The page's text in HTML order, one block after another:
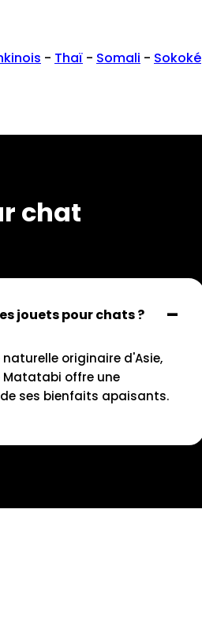
- Thaï - Somali - Sokoké
chat
jouets pour chats ?
originaire d'Asie,
Matatabi offre une
ses bienfaits apaisants.